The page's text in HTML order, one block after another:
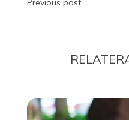
Previous post